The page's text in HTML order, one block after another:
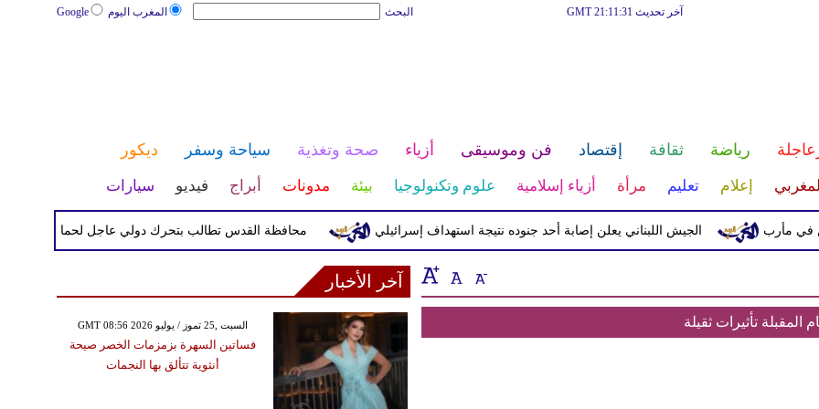
المغرب اليوم Google البحث آخر تحديث GMT 21:11:31
رياضة ثقافة إقتصاد فن وموسيقى أزياء صحة وتغذية سياحة وسفر ديكور
إعلام تعليم مرأة أزياء إسلامية علوم وتكنولوجيا بيئة مدونات أبراج فيديو سيارات
محافظة القدس تطالب بتحرك دولي عاجل لحماية المخيمات الجيش اللبناني يعلن إصابة أحد جنوده نتيجة استهداف إسرائيلي
المقبلة تأثيرات ثقيلة
آخر الأخبار
GMT 08:56 2026 السبت ,25 تموز / يوليو
فساتين السهرة بزمزمات الخصر صيحة
أنثوية تتألق بها النجمات